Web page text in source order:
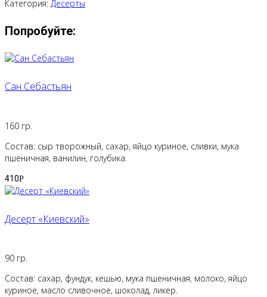
Категория: Десерты
Попробуйте:
Сан Себастьян
160 гр.
Состав: сыр творожный, сахар, яйцо куриное, сливки, мука
пшеничная, ванилин, голубика.
410Р
Десерт «Киевский»
90 гр.
Состав: сахар, фундук, кешью, мука пшеничная, молоко, яйцо
куриное, масло сливочное, шоколад, ликер.